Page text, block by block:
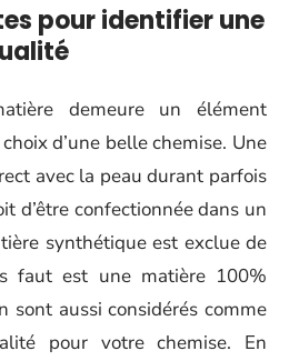
pour identifier une
demeure un élément
d’une belle chemise. Une
avec la peau durant parfois
d’être confectionnée dans un
synthétique est exclue de
faut est une matière 100%
sont aussi considérés comme
pour votre chemise. En